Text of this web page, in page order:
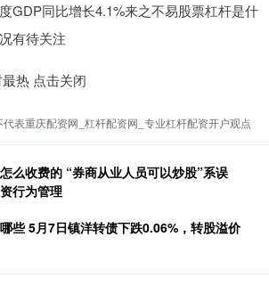
GDP同比增长4.1%来之不易股票杠杆是什
有待关注
热 点击关闭
表重庆配资网_杠杆配资网_专业杠杆配资开户观点
么收费的 “券商从业人员可以炒股”系误
行为管理
些 5月7日镇洋转债下跌0.06%，转股溢价